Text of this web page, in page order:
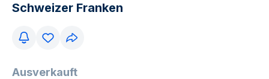
Schweizer Franken
Ausverkauft